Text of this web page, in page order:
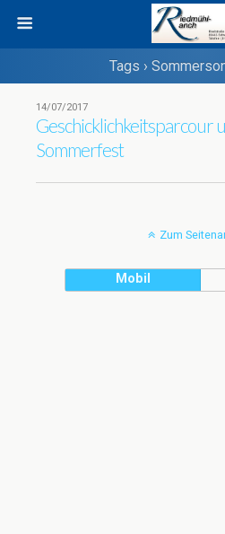
Tags ›
14/07/2017
Geschicklichkeitsparcour
Sommerfest
Zum
Mobil